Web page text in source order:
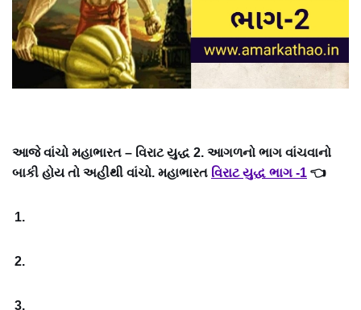
આજે વાંચો મહાભારત – વિરાટ યુદ્ધ 2. આગળનો ભાગ વાંચવાનો
બાકી હોય તો અહીથી વાંચો. મહાભારત વિરાટ યુદ્ધ ભાગ -1 👈